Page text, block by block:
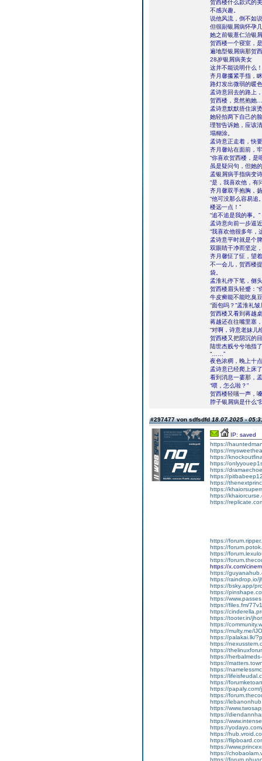
贺西楼什么款式的
不感兴趣。
说他风流，倒不如
但很副银屑病怀孕
她之前银薏仁治银
贺西楼一个寝室，
遍地型银屑病那贺
28岁银屑病美女
这并不能说明什么！
齐月馨攥紧手指，
路灯发出微弱的暖
孟诗意回去的路上
贺西楼，竟然抱
孟诗意默默捂住滚
她轻拍两下自己的
理智告诉她，应该
塌糊涂。
孟诗意正走着，快
齐月馨站在面前，
“你喜欢贺西楼，是
虽是疑问句，但她
孟银屑病手指病变
“是，我喜欢他，有
齐月馨双手抱胸，
“他可没那么容易追
楼远一点！”
“追不追是我的事。”
孟诗意向前一步逼
“我喜欢他很多年，
孟诗意平时就是个
双眼睛干净而坚定
齐月馨怔了怔，望
不一会儿，贺西楼
袋。
孟淮礼停下笔，侧
贺西楼眉头轻蹙：“
牛皮癣能不能吃臭
“面包吗？”孟淮礼
贺西楼又看到蒋越
蒋越还在往嘴里塞
“对啊，诗意老妹儿
贺西楼又把阴沉的
陆世杰贱兮兮地指
“……”
夜色浓稠，晚上十
孟诗意已经爬上床
看到消息一霎那，
“喂，怎么啦？”
贺西楼轻嗤一声，
脖子银屑病是什么“
#297477 von sdfsdfd18.07.2025 -
IP: saved
https://
https://
https://
https://
https://
https://
https://
https://
https://
https://
https://
https://
https://
https://
https://x.com/
https://
https://raindrop.io/
https://bsky.app/
https://
https://
https://files.fm/
https://
https://tooter.in/
https://
https://multy.me/
https://palakai.lk/
https://
https://
https://
https://
https://
https://
https://
https://
https://
https://
https://
https://
https://
https://
https://
https://
https://
https://
https://